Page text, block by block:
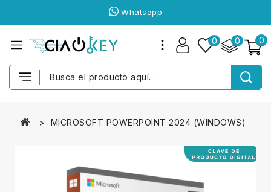
Whatsapp
0
0
0
MICROSOFT POWERPOINT 2024 (WINDOWS)